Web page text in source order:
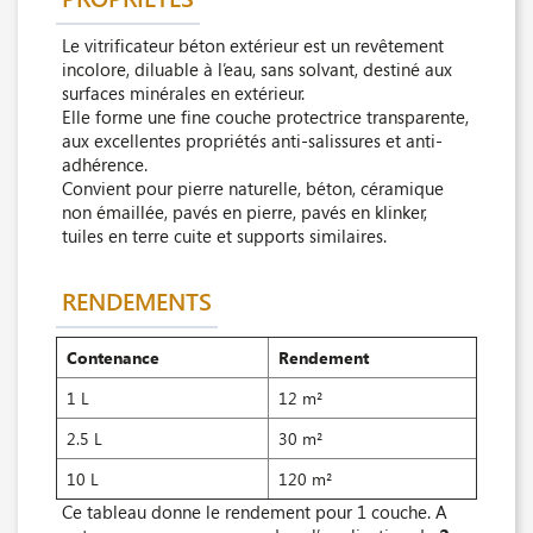
Le vitrificateur béton extérieur est un revêtement
incolore, diluable à l’eau, sans solvant, destiné aux
surfaces minérales en extérieur.
Elle forme une fine couche protectrice transparente,
aux excellentes propriétés anti-salissures et anti-
adhérence.
Convient pour pierre naturelle, béton, céramique
non émaillée, pavés en pierre, pavés en klinker,
tuiles en terre cuite et supports similaires.
RENDEMENTS
Contenance
Rendement
1 L
12 m²
2.5 L
30 m²
10 L
120 m²
Ce tableau donne le rendement pour 1 couche. A